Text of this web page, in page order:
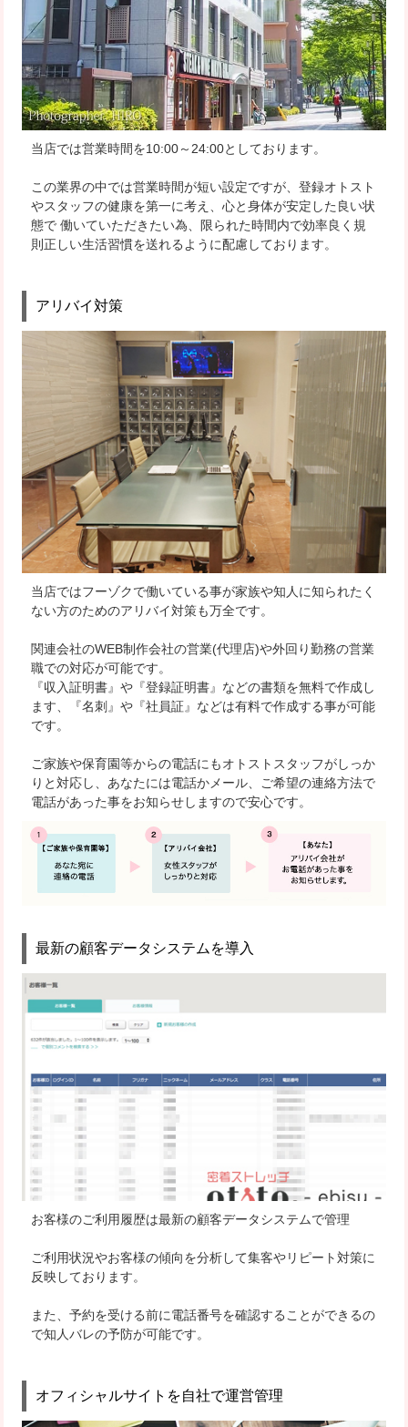
当店では営業時間を10:00～24:00としております。
この業界の中では営業時間が短い設定ですが、登録オトスト
やスタッフの健康を第一に考え、心と身体が安定した良い状
態で 働いていただきたい為、 限られた時間内で効率良く規
則正しい生活習慣を送れるように配慮しております。
アリバイ対策
当店ではフーゾクで働いている事が家族や知人に知られたく
ない方のためのアリバイ対策も万全です。
関連会社のWEB制作会社の営業(代理店)や外回り勤務の営業
職での対応が可能です。
『収入証明書』や『登録証明書』などの書類を無料で作成し
ます、『名刺』や『社員証』などは有料で作成する事が可能
です。
ご家族や保育園等からの電話にもオトストスタッフがしっか
りと対応し、あなたには電話かメール、ご希望の連絡方法で
電話があった事をお知らせしますので安心です。
最新の顧客データシステムを導入
お客様のご利用履歴は最新の顧客データシステムで管理
ご利用状況やお客様の傾向を分析して集客やリピート対策に
反映しております。
また、予約を受ける前に電話番号を確認することができるの
で知人バレの予防が可能です。
オフィシャルサイトを自社で運営管理